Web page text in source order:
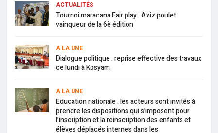
ACTUALITÉS
Tournoi maracana Fair play : Aziz poulet
vainqueur de la 6è édition
A LA UNE
Dialogue politique : reprise effective des travaux
ce lundi à Kosyam
A LA UNE
Education nationale : les acteurs sont invités à
prendre les dispositions qui s’imposent pour
l’inscription et la réinscription des enfants et
élèves déplacés internes dans les